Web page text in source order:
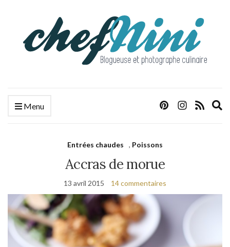
Menu
Entrées chaudes , Poissons
Accras de morue
13 avril 2015 14 commentaires